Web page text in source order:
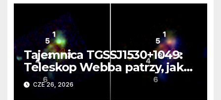
Tajemnica TGSSJ1530+1049:
Teleskop Webba patrzy, jak
rodzi się supergalaktyka i
monstrualna czarna dziura
CZE 26, 2026